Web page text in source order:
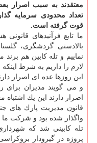
معتقدند به سبب اصرار
تعداد محدودی سرمایه
قوت گرفته است.
ما تابع فرآنیدهای
بالادستی گردشگری،
نماییم و تله كابین هم
لازم را داریم به شرط
این روزها عده ای اصرار
و می گویند مدیران برای
اصرار دارند این یك
قانون مدیریت پارك های
واگذار شده بود و شركت ما
تله كابینی شد كه
پروژه در گیرودار